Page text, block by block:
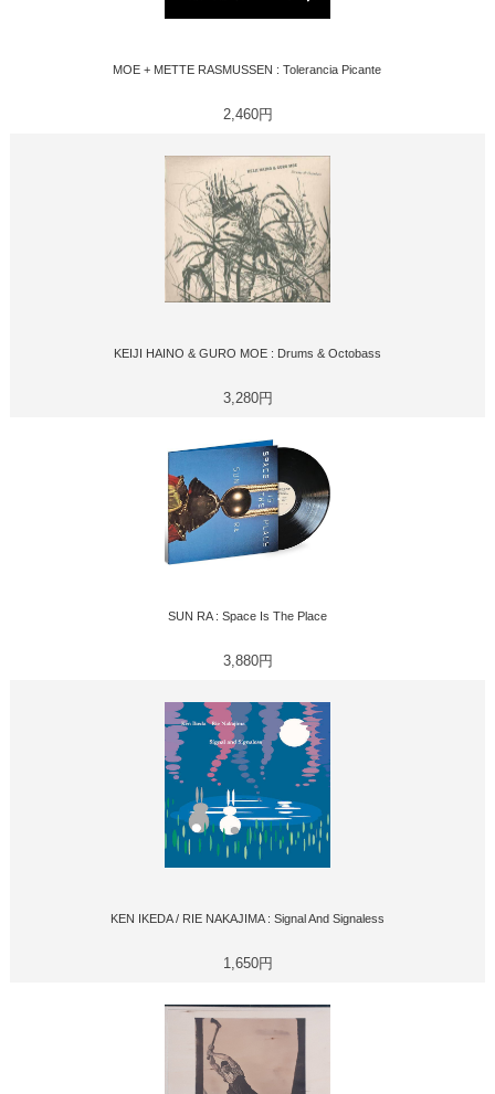
MOE + METTE RASMUSSEN : Tolerancia Picante
2,460円
KEIJI HAINO & GURO MOE : Drums & Octobass
3,280円
SUN RA : Space Is The Place
3,880円
KEN IKEDA / RIE NAKAJIMA : Signal And Signaless
1,650円